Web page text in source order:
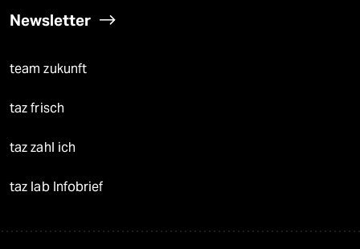
Newsletter
team zukunft
taz frisch
taz zahl ich
taz lab Infobrief